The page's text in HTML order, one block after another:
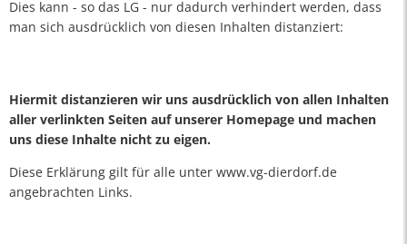
Dies kann - so das LG - nur dadurch verhindert werden, dass
man sich ausdrücklich von diesen Inhalten distanziert:
Hiermit distanzieren wir uns ausdrücklich von allen Inhalten
aller verlinkten Seiten auf unserer Homepage und machen
uns diese Inhalte nicht zu eigen.
Diese Erklärung gilt für alle unter www.vg-dierdorf.de
angebrachten Links.